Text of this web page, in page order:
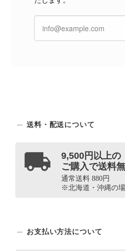
送料・配送について
9,500円以上の
ご購入で送料
通常送料 880円
※北海道・沖縄の場
お支払い方法について